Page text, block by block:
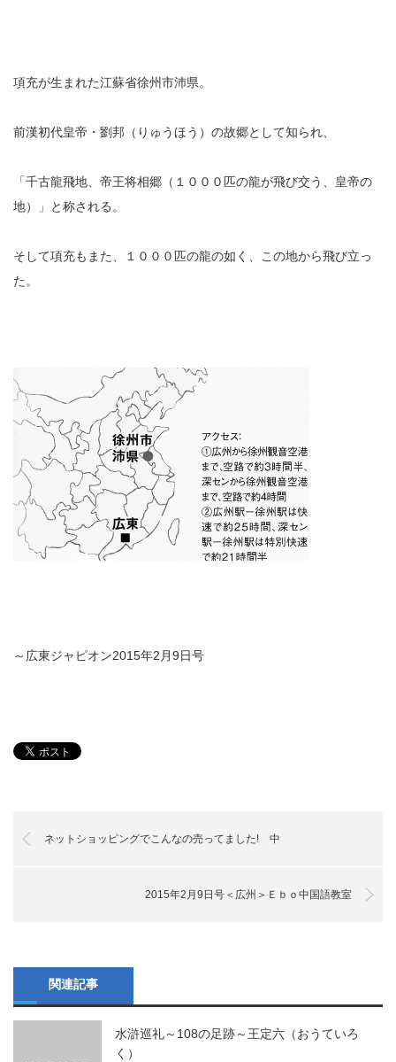
項充が生まれた江蘇省徐州市沛県。
前漢初代皇帝・劉邦（りゅうほう）の故郷として知られ、
「千古龍飛地、帝王将相郷（１０００匹の龍が飛び交う、皇帝の
地）」と称される。
そして項充もまた、１０００匹の龍の如く、この地から飛び立っ
た。
～広東ジャピオン2015年2月9日号
ネットショッピングでこんなの売ってました! 中
2015年2月9日号＜広州＞Ｅｂｏ中国語教室
関連記事
水滸巡礼～108の足跡～王定六（おうていろ
く）